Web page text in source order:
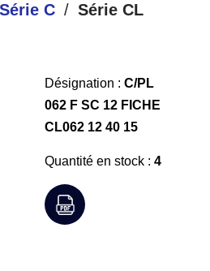
Série C Série CL
Désignation : C/PL
062 F SC 12 FICHE
CL062 12 40 15
Quantité en stock : 4